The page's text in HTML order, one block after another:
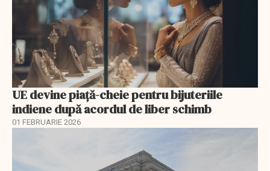
UE devine piață-cheie pentru bijuteriile
indiene după acordul de liber schimb
01 FEBRUARIE 2026